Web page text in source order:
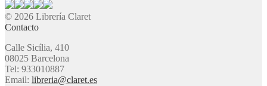
© 2026 Librería Claret
Contacto
Calle Sicília, 410
08025 Barcelona
Tel: 933010887
Email: libreria@claret.es